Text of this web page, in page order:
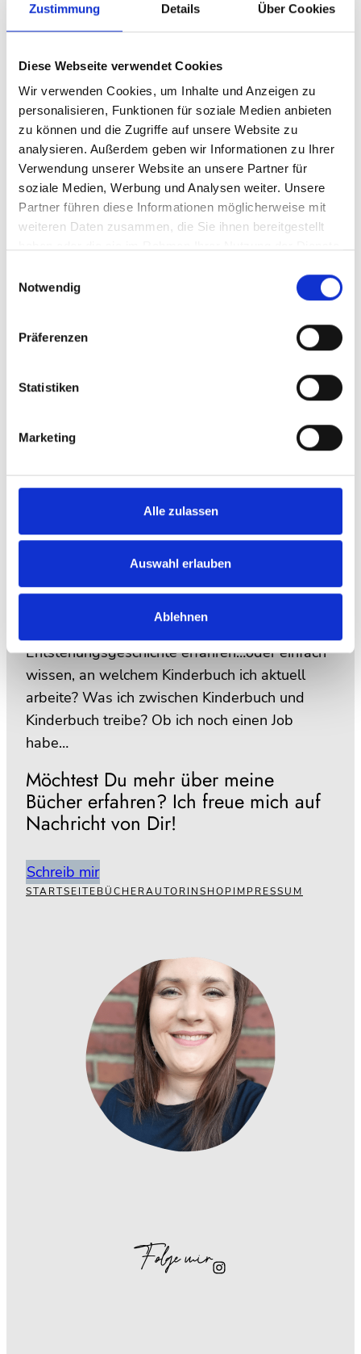
Zustimmung Details Über Cookies
Diese Webseite verwendet Cookies
Wir verwenden Cookies, um Inhalte und Anzeigen zu
personalisieren, Funktionen für soziale Medien anbieten
zu können und die Zugriffe auf unsere Website zu
analysieren. Außerdem geben wir Informationen zu Ihrer
Verwendung unserer Website an unsere Partner für
soziale Medien, Werbung und Analysen weiter. Unsere
Partner führen diese Informationen möglicherweise mit
weiteren Daten zusammen, die Sie ihnen bereitgestellt
Notwendig
Präferenzen
Statistiken
Marketing
Alle zulassen
Auswahl erlauben
Ablehnen
Name
E-Mail-Adresse*
Website
Wie ich arbeite, wer ich bin,
was ich tue…
Möchtest Du mehr über mein Kinderbuch
Entstehungsgeschichte erfahren…oder einfach
wissen, an welchem Kinderbuch ich aktuell
arbeite? Was ich zwischen Kinderbuch und
Kinderbuch treibe? Ob ich noch einen Job
habe…
Möchtest Du mehr über meine
Bücher erfahren? Ich freue mich auf
Nachricht von Dir!
Schreib mir
STARTSEITEBÜCHERAUTORINSHOPIMPRESSUM
Folge mirInstagram